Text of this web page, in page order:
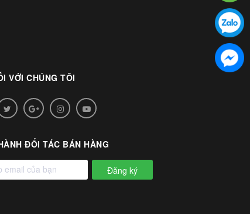
VỚI CHÚNG TÔI
ĐỐI TÁC BÁN HÀNG
Đăng ký